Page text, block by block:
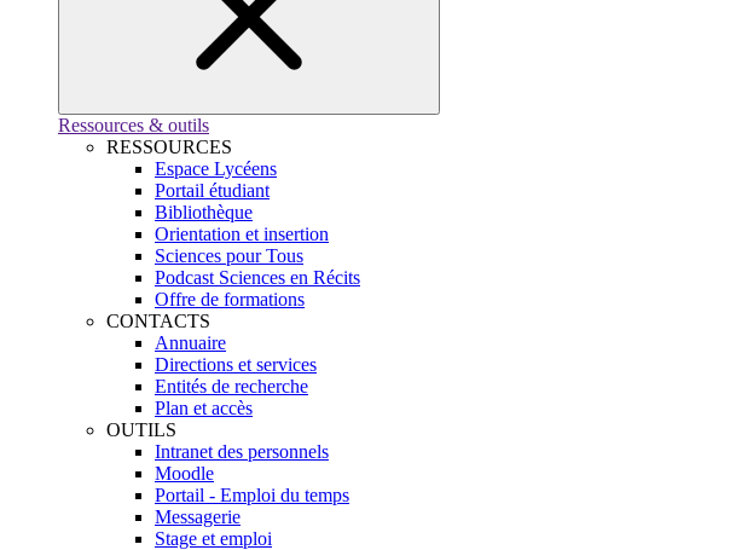
Ressources & outils
RESSOURCES
Espace Lycéens
Portail étudiant
Bibliothèque
Orientation et insertion
Sciences pour Tous
Podcast Sciences en Récits
Offre de formations
CONTACTS
Annuaire
Directions et services
Entités de recherche
Plan et accès
OUTILS
Intranet des personnels
Moodle
Portail - Emploi du temps
Messagerie
Stage et emploi